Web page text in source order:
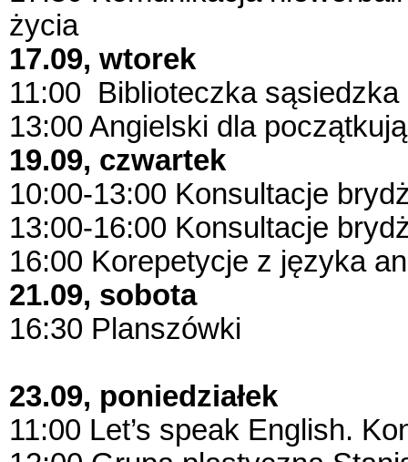
życia
17.09, wtorek
11:00 Biblioteczka sąsiedzka
13:00 Angielski dla
19.09, czwartek
10:00-13:00 Konsultacje
13:00-16:00 Konsultacje
16:00 Korepetycje z języka
21.09, sobota
16:30 Planszówki
23.09, poniedziałek
11:00 Let’s speak English.